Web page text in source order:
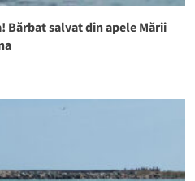
Bărbat salvat din apele Mării